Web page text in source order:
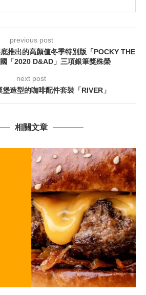
previous post
推出的高顏值冬季特別版「POCKY THE
「2020 D&AD」三項銀筆獎殊榮
next post
造型的咖啡配件套裝「RIVER」
相關文章